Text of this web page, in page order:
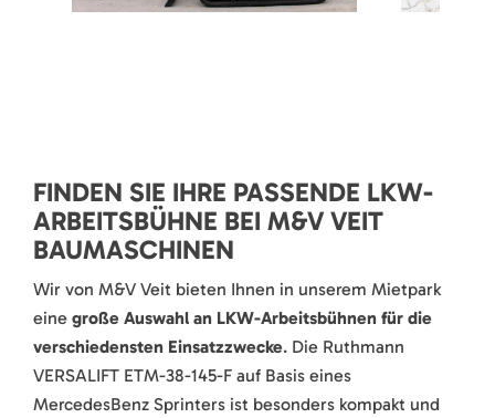
FINDEN SIE IHRE PASSENDE LKW-
ARBEITSBÜHNE BEI M&V VEIT
BAUMASCHINEN
Wir von M&V Veit bieten Ihnen in unserem Mietpark
eine große Auswahl an LKW-Arbeitsbühnen für die
verschiedensten Einsatzzwecke. Die Ruthmann
VERSALIFT ETM-38-145-F auf Basis eines
MercedesBenz Sprinters ist besonders kompakt und